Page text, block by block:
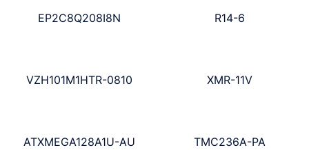
EP2C8Q208I8N R14-6
VZH101M1HTR-0810 XMR-11V
ATXMEGA128A1U-AU TMC236A-PA